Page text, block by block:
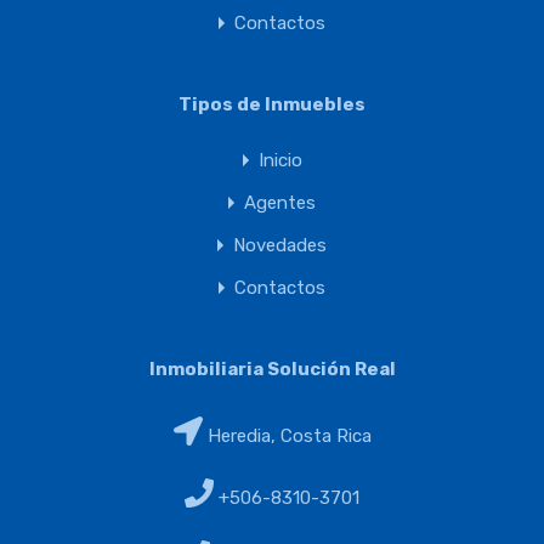
Contactos
Tipos de Inmuebles
Inicio
Agentes
Novedades
Contactos
Inmobiliaria Solución Real
Heredia, Costa Rica
+506-8310-3701